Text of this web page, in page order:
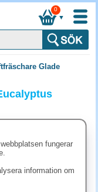
▼
0
Glade
fungerar
information om